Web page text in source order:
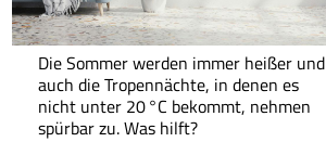
Die Sommer werden immer heißer und
auch die Tropennächte, in denen es
nicht unter 20 °C bekommt, nehmen
spürbar zu. Was hilft?